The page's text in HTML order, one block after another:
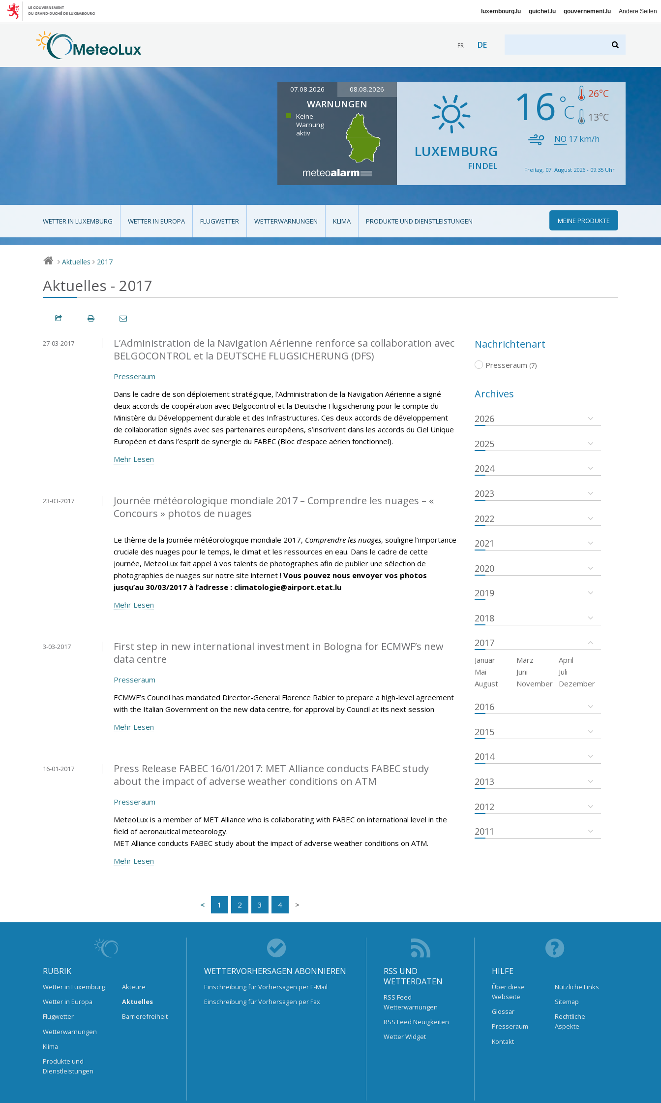
luxembourg.lu guichet.lu gouvernement.lu Andere Seiten
FR DE
07.08.2026 08.08.2026
WARNUNGEN
Keine
Warnung
aktiv
LUXEMBURG
FINDEL
16 26°C
13°C
NO 17 km/h
Freitag, 07. August 2026 - 09:35 Uhr
WETTER IN LUXEMBURG WETTER IN EUROPA FLUGWETTER WETTERWARNUNGEN KLIMA PRODUKTE UND DIENSTLEISTUNGEN MEINE PRODUKTE
> Aktuelles > 2017
Aktuelles - 2017
L’Administration de la Navigation Aérienne renforce sa collaboration avec
BELGOCONTROL et la DEUTSCHE FLUGSICHERUNG (DFS)
27-03-2017
Presseraum
Dans le cadre de son déploiement stratégique, l’Administration de la Navigation Aérienne a signé
deux accords de coopération avec Belgocontrol et la Deutsche Flugsicherung pour le compte du
Ministère du Développement durable et des Infrastructures. Ces deux accords de développement
de collaboration signés avec ses partenaires européens, s’inscrivent dans les accords du Ciel Unique
Européen et dans l’esprit de synergie du FABEC (Bloc d’espace aérien fonctionnel).
Mehr Lesen
Journée météorologique mondiale 2017 – Comprendre les nuages – «
Concours » photos de nuages
23-03-2017
Le thème de la Journée météorologique mondiale 2017, Comprendre les nuages, souligne l’importance
cruciale des nuages pour le temps, le climat et les ressources en eau. Dans le cadre de cette
journée, MeteoLux fait appel à vos talents de photographes afin de publier une sélection de
photographies de nuages sur notre site internet ! Vous pouvez nous envoyer vos photos
jusqu’au 30/03/2017 à l’adresse : climatologie@airport.etat.lu
Mehr Lesen
First step in new international investment in Bologna for ECMWF’s new
data centre
3-03-2017
Presseraum
ECMWF’s Council has mandated Director-General Florence Rabier to prepare a high-level agreement
with the Italian Government on the new data centre, for approval by Council at its next session
Mehr Lesen
Press Release FABEC 16/01/2017: MET Alliance conducts FABEC study
about the impact of adverse weather conditions on ATM
16-01-2017
Presseraum
MeteoLux is a member of MET Alliance who is collaborating with FABEC on international level in the
field of aeronautical meteorology.
MET Alliance conducts FABEC study about the impact of adverse weather conditions on ATM.
Mehr Lesen
1 2 3 4
Nachrichtenart
Presseraum (7)
Archives
2026
2025
2024
2023
2022
2021
2020
2019
2018
2017
Januar März
April
Mai
Juni
Juli
August
November Dezember
2016
2015
2014
2013
2012
2011
RUBRIK
Wetter in Luxemburg
Wetter in Europa
Flugwetter
Wetterwarnungen
Klima
Produkte und
Dienstleistungen
Akteure
Aktuelles
Barrierefreiheit
WETTERVORHERSAGEN ABONNIEREN
Einschreibung für Vorhersagen per E-Mail
Einschreibung für Vorhersagen per Fax
RSS UND
WETTERDATEN
RSS Feed
Wetterwarnungen
RSS Feed Neuigkeiten
Wetter Widget
HILFE
Über diese
Webseite
Glossar
Presseraum
Kontakt
Nützliche Links
Sitemap
Rechtliche
Aspekte